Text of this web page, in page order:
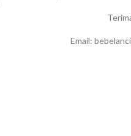
Email: